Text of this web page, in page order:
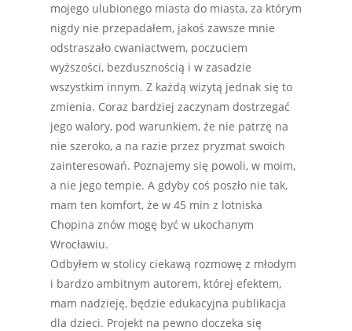
mojego ulubionego miasta do miasta, za którym
nigdy nie przepadałem, jakoś zawsze mnie
odstraszało cwaniactwem, poczuciem
wyższości, bezdusznością i w zasadzie
wszystkim innym. Z każdą wizytą jednak się to
zmienia. Coraz bardziej zaczynam dostrzegać
jego walory, pod warunkiem, że nie patrzę na
nie szeroko, a na razie przez pryzmat swoich
zainteresowań. Poznajemy się powoli, w moim,
a nie jego tempie. A gdyby coś poszło nie tak,
mam ten komfort, że w 45 min z lotniska
Chopina znów mogę być w ukochanym
Wrocławiu.
Odbyłem w stolicy ciekawą rozmowę z młodym
i bardzo ambitnym autorem, której efektem,
mam nadzieję, będzie edukacyjna publikacja
dla dzieci. Projekt na pewno doczeka się